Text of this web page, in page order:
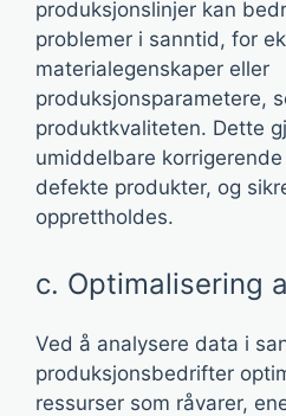
produksjonslinjer kan
problemer i sanntid, for
materialegenskaper eller
produksjonsparametere,
produktkvaliteten. Dette
umiddelbare
defekte produkter, og
opprettholdes.
c. Optimalisering
Ved å analysere data i
produksjonsbedrifter
ressurser som råvarer,